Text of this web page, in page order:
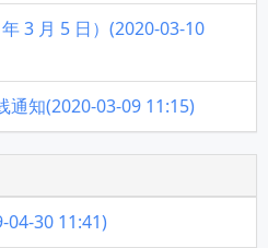
3 月 5 日）(2020-03-10
通知(2020-03-09 11:15)
04-30 11:41)